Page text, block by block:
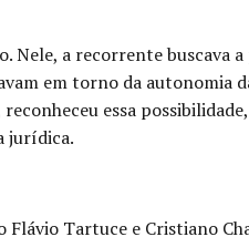
a recorrente buscava
em torno da autonomia
essa
jurídica.
Tartuce e Cristiano